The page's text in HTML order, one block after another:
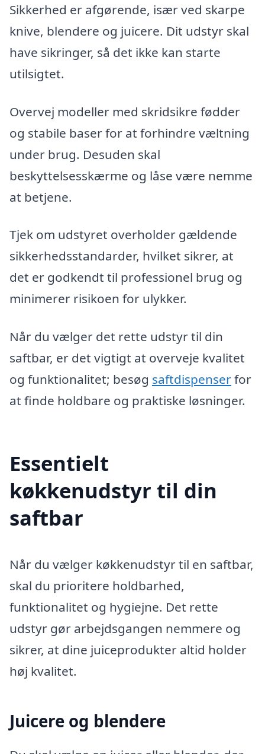
Sikkerhed er afgørende, især ved skarpe
knive, blendere og juicere. Dit udstyr skal
have sikringer, så det ikke kan starte
utilsigtet.
Overvej modeller med skridsikre fødder
og stabile baser for at forhindre væltning
under brug. Desuden skal
beskyttelsesskærme og låse være nemme
at betjene.
Tjek om udstyret overholder gældende
sikkerhedsstandarder, hvilket sikrer, at
det er godkendt til professionel brug og
minimerer risikoen for ulykker.
Når du vælger det rette udstyr til din
saftbar, er det vigtigt at overveje kvalitet
og funktionalitet; besøg saftdispenserfor
at finde holdbare og praktiske løsninger.
Essentielt
køkkenudstyr til din
saftbar
Når du vælger køkkenudstyr til en saftbar,
skal du prioritere holdbarhed,
funktionalitet og hygiejne. Det rette
udstyr gør arbejdsgangen nemmere og
sikrer, at dine juiceprodukter altid holder
høj kvalitet.
Juicere og blendere